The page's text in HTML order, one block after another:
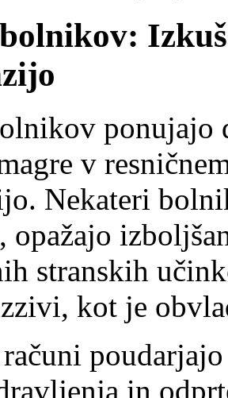
ponujajo
v
Nekateri
opažajo
stranskih
kot je
in